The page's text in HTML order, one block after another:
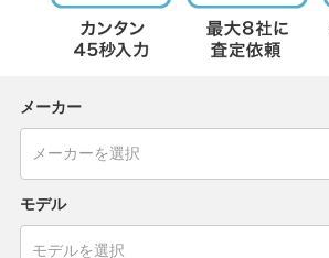
メーカー
モデル